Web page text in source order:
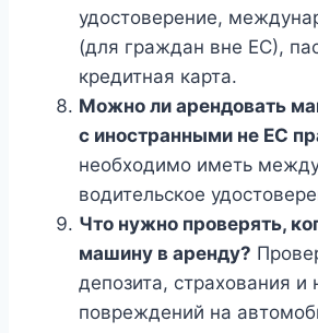
удостоверение,
(для граждан вне ЕС),
кредитная карта.
Можно ли арендовать
с иностранными не ЕС
необходимо иметь
водительское
Что нужно проверять,
машину в аренду?
депозита, страхования и
повреждений на